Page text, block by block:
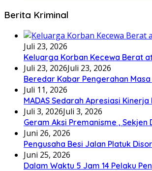
Berita Kriminal
Juli 23, 2026
Keluarga Korban Kecewa Berat
Juli 23, 2026Juli 23, 2026
Beredar Kabar Pengerahan Masa
Juli 11, 2026
MADAS Sedarah Apresiasi
Juli 3, 2026Juli 3, 2026
Geram Aksi Premanisme ,
Juni 26, 2026
Pengusaha Besi Jalan Platuk
Juni 25, 2026
Dalam Waktu 5 Jam 14 Pelaku